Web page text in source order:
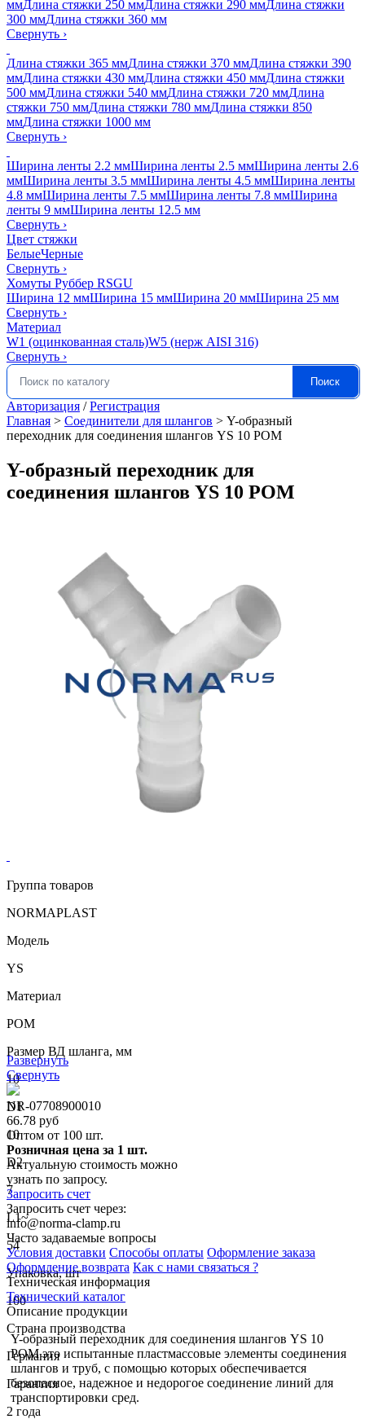
ммДлина стяжки 250 ммДлина стяжки 290 ммДлина стяжки
300 ммДлина стяжки 360 мм
Свернуть ›
Длина стяжки 365 ммДлина стяжки 370 ммДлина стяжки 390
ммДлина стяжки 430 ммДлина стяжки 450 ммДлина стяжки
500 ммДлина стяжки 540 ммДлина стяжки 720 ммДлина
стяжки 750 ммДлина стяжки 780 ммДлина стяжки 850
ммДлина стяжки 1000 мм
Свернуть ›
Ширина ленты 2.2 ммШирина ленты 2.5 ммШирина ленты 2.6
ммШирина ленты 3.5 ммШирина ленты 4.5 ммШирина ленты
4.8 ммШирина ленты 7.5 ммШирина ленты 7.8 ммШирина
ленты 9 ммШирина ленты 12.5 мм
Свернуть ›
Цвет стяжки
БелыеЧерные
Свернуть ›
Хомуты Руббер RSGU
Ширина 12 ммШирина 15 ммШирина 20 ммШирина 25 мм
Свернуть ›
Материал
W1 (оцинкованная сталь)W5 (нерж AISI 316)
Свернуть ›
Искать: Поиск
Авторизация /Регистрация
Главная > Соединители для шлангов > Y-образный
переходник для соединения шлангов YS 10 POM
Y-образный переходник для
соединения шлангов YS 10 POM
Группа товаров
NORMAPLAST
Модель
YS
Материал
POM
Размер ВД шланга, мм
10
D1
10
D2
7
L1~
54
Упаковка, шт
100
Страна производства
Германия
Гарантия
2 года
Развернуть
Свернуть
NR-07708900010
66.78 руб
Оптом от 100 шт.
Розничная цена за 1 шт.
Актуальную стоимость можно
узнать по запросу.
Запросить счет
Запросить счет через:
info@norma-clamp.ru
Часто задаваемые вопросы
Условия доставки Способы оплаты Оформление заказа
Оформление возврата Как с нами связаться ?
Техническая информация
Технический каталог
Описание продукции
Y-образный переходник для соединения шлангов YS 10
POM это испытанные пластмассовые элементы соединения
шлангов и труб, с помощью которых обеспечивается
безопасное, надежное и недорогое соединение линий для
транспортировки сред.